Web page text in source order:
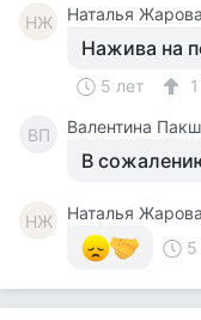
НЖ Наталья Жарова
Нажива на
5 лет 1
ВП Валентина
В
НЖ
Наталья Жарова
5